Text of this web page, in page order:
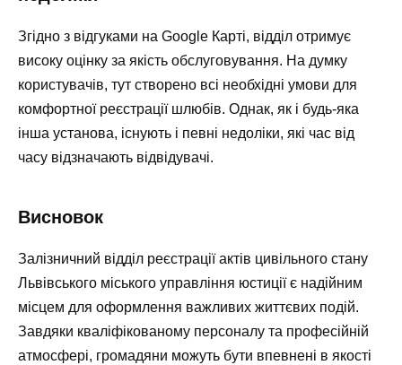
Згідно з відгуками на Google Карті, відділ отримує
високу оцінку за якість обслуговування. На думку
користувачів, тут створено всі необхідні умови для
комфортної реєстрації шлюбів. Однак, як і будь-яка
інша установа, існують і певні недоліки, які час від
часу відзначають відвідувачі.
Висновок
Залізничний відділ реєстрації актів цивільного стану
Львівського міського управління юстиції є надійним
місцем для оформлення важливих життєвих подій.
Завдяки кваліфікованому персоналу та професійній
атмосфері, громадяни можуть бути впевнені в якості